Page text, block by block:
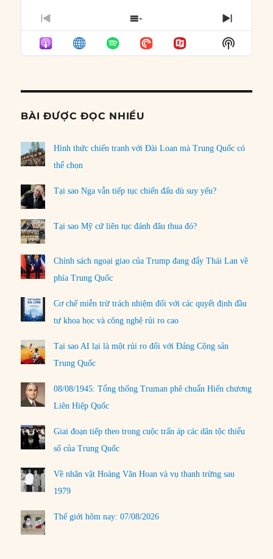
PREVIOUS
EPISODE
SHOW
EPISODES
LIST
NEXT
Show
Podcast
BÀI ĐƯỢC ĐỌC NHIỀU
Hình thức chiến tranh với Đài Loan mà Trung Quốc có
thể chọn
Tại sao Nga vẫn tiếp tục chiến đấu dù suy yếu?
Tại sao Mỹ cứ liên tục đánh đâu thua đó?
Chính sách ngoại giao của Trump đang đẩy Thái Lan về
phía Trung Quốc
Cơ chế miễn trừ trách nhiệm đối với các quyết định đầu
tư khoa học và công nghệ rủi ro cao
Tại sao AI lại là một rủi ro đối với Đảng Cộng sản
Trung Quốc
08/08/1945: Tổng thống Truman phê chuẩn Hiến chương
Liên Hiệp Quốc
Giai đoạn tiếp theo trong cuộc trấn áp các dân tộc thiểu
số của Trung Quốc
Về nhân vật Hoàng Văn Hoan và vụ thanh trừng sau
1979
Thế giới hôm nay: 07/08/2026